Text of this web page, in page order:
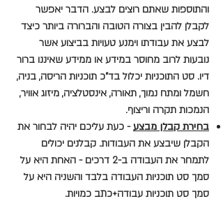
והתוספות שאתם רוצים לבצע. הדבר יאפשר
לקבלן להבין בצורה הטובה והברורה ביותר כיצד
לבצע את עבודתו וימנע טעויות בביצוע אשר
נובעות לרוב מחוסר במידע או ממידע שאיננו ברור
דיו. סט התוכניות יכלול בד"כ תוכניות הריסה, בניה,
חשמל ומתח נמוך, תאורה, אינסטלציה, מיזוג אוויר,
הנמכות תקרה וריצוף.
בחירת קבלן מבצע- כעת עליכם יהיה לבחור את
הקבלן שיבצע את העבודות. קבלנים יכולים
לתמחר את העבודה ב-2 דרכים - האחת היא על
סמך סט תוכניות העבודה בלבד והשניה היא על
סמך סט תוכניות עבודה+כתב כמויות.